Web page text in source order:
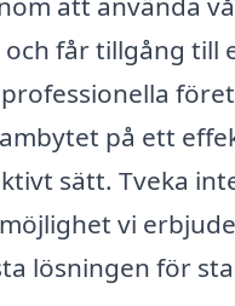
får tillgång till
på ett
sätt. Tveka
vi
lösningen för